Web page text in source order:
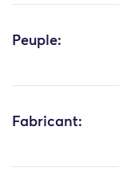
Peuple:
Fabricant: